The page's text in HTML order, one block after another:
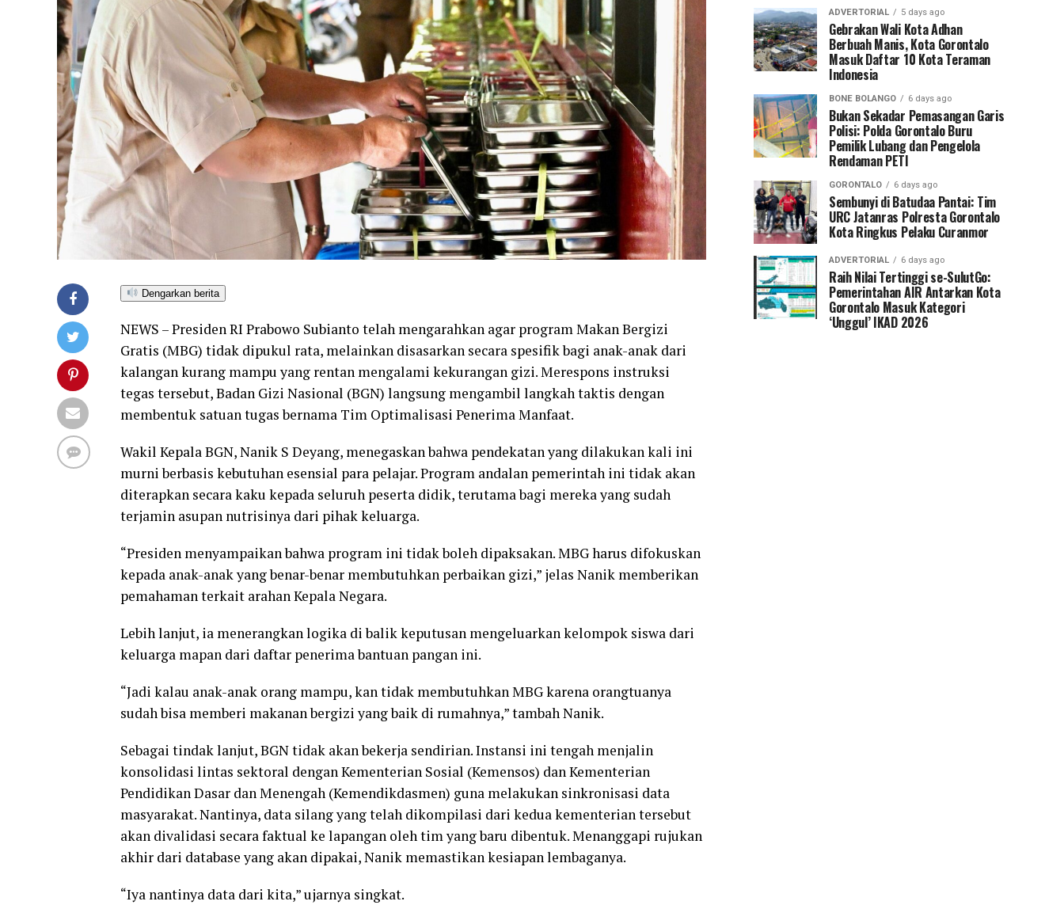
Dengarkan berita
NEWS – Presiden RI Prabowo Subianto telah mengarahkan agar program Makan Bergizi
Gratis (MBG) tidak dipukul rata, melainkan disasarkan secara spesifik bagi anak-anak dari
kalangan kurang mampu yang rentan mengalami kekurangan gizi. Merespons instruksi
tegas tersebut, Badan Gizi Nasional (BGN) langsung mengambil langkah taktis dengan
membentuk satuan tugas bernama Tim Optimalisasi Penerima Manfaat.
Wakil Kepala BGN, Nanik S Deyang, menegaskan bahwa pendekatan yang dilakukan kali ini
murni berbasis kebutuhan esensial para pelajar. Program andalan pemerintah ini tidak akan
diterapkan secara kaku kepada seluruh peserta didik, terutama bagi mereka yang sudah
terjamin asupan nutrisinya dari pihak keluarga.
“Presiden menyampaikan bahwa program ini tidak boleh dipaksakan. MBG harus difokuskan
kepada anak-anak yang benar-benar membutuhkan perbaikan gizi,” jelas Nanik memberikan
pemahaman terkait arahan Kepala Negara.
Lebih lanjut, ia menerangkan logika di balik keputusan mengeluarkan kelompok siswa dari
keluarga mapan dari daftar penerima bantuan pangan ini.
“Jadi kalau anak-anak orang mampu, kan tidak membutuhkan MBG karena orangtuanya
sudah bisa memberi makanan bergizi yang baik di rumahnya,” tambah Nanik.
Sebagai tindak lanjut, BGN tidak akan bekerja sendirian. Instansi ini tengah menjalin
konsolidasi lintas sektoral dengan Kementerian Sosial (Kemensos) dan Kementerian
Pendidikan Dasar dan Menengah (Kemendikdasmen) guna melakukan sinkronisasi data
masyarakat. Nantinya, data silang yang telah dikompilasi dari kedua kementerian tersebut
akan divalidasi secara faktual ke lapangan oleh tim yang baru dibentuk. Menanggapi rujukan
akhir dari database yang akan dipakai, Nanik memastikan kesiapan lembaganya.
“Iya nantinya data dari kita,” ujarnya singkat.
ADVERTORIAL 5 days ago
Gebrakan Wali Kota Adhan
Berbuah Manis, Kota Gorontalo
Masuk Daftar 10 Kota Teraman
Indonesia
BONE BOLANGO 6 days ago
Bukan Sekadar Pemasangan Garis
Polisi: Polda Gorontalo Buru
Pemilik Lubang dan Pengelola
Rendaman PETI
GORONTALO 6 days ago
Sembunyi di Batudaa Pantai: Tim
URC Jatanras Polresta Gorontalo
Kota Ringkus Pelaku Curanmor
ADVERTORIAL 6 days ago
Raih Nilai Tertinggi se-SulutGo:
Pemerintahan AIR Antarkan Kota
Gorontalo Masuk Kategori
‘Unggul’ IKAD 2026